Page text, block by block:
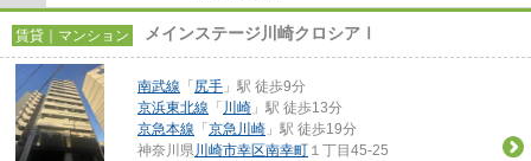
賃貸｜マンション メインステージ川崎クロシアⅠ
南武線 「 尻手 」駅 徒歩9分
京浜東北線 「 川崎 」駅 徒歩13分
京急本線 「 京急川崎 」駅 徒歩19分
神奈川県川崎市幸区南幸町 １丁目45-25